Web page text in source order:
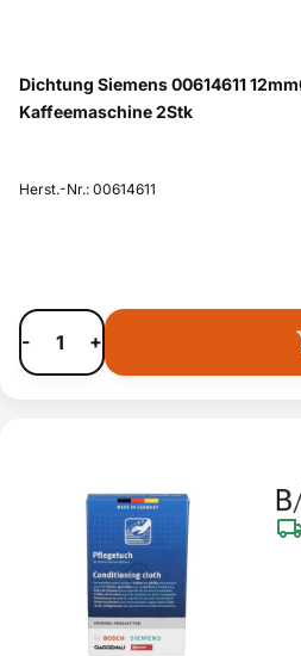
Dichtung Siemens 00614611
Kaffeemaschine 2Stk
Herst.-Nr.: 00614611
- +